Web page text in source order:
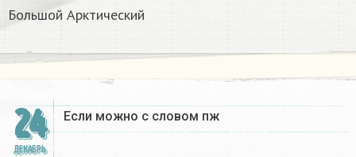
Большой Арктический
24
ДЕКАБРЬ
Если можно с словом пж​